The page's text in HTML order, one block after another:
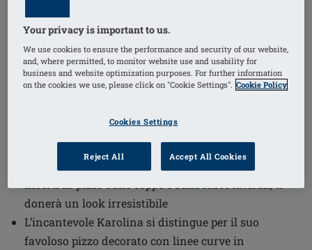
Codice ordine: 44505 Karolina SB
Il reggiseno Karolina imbottito senza ferretto, con
donerà un look irresistibile
L’incantevole Karolina si distingue per il suo
favoloso pizzo decorato con linee curve in
Your privacy is important to us.
We use cookies to ensure the performance and security of our website,
and, where permitted, to monitor website use and usability for
business and website optimization purposes. For further information
on the cookies we use, please click on "Cookie Settings". Cookie Policy
Cookies Settings
Reject All Accept All Cookies